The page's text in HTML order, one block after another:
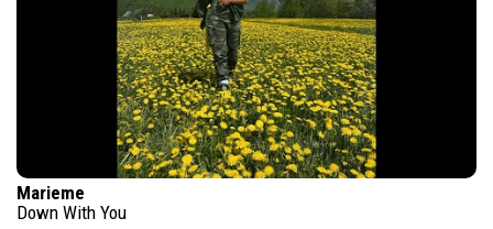
Marieme
Down With You